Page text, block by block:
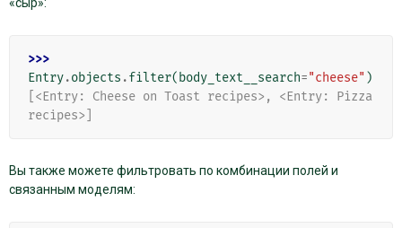
Entry.objects .filter( body_text__search="cheese" )
[<Entry: Cheese on Toast recipes>, <Entry: Pizza
recipes>]
Вы также можете фильтровать по комбинации полей и
связанным моделям: